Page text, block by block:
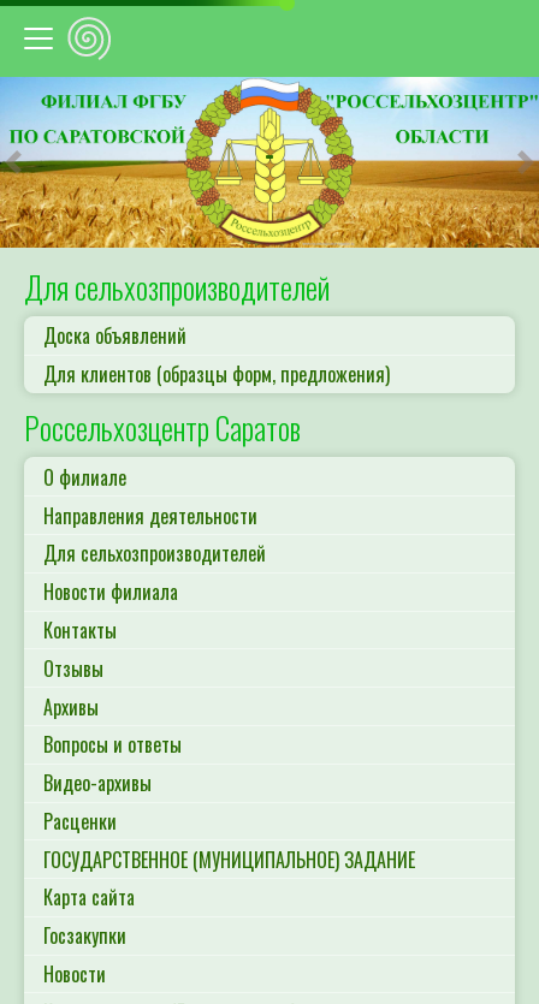
Предыдущий
Для сельхозпроизводителей
Доска объявлений
Для клиентов (образцы форм, предложения)
Россельхозцентр Саратов
О филиале
Направления деятельности
Для сельхозпроизводителей
Новости филиала
Контакты
Отзывы
Архивы
Вопросы и ответы
Видео-архивы
Расценки
ГОСУДАРСТВЕННОЕ (МУНИЦИПАЛЬНОЕ) ЗАДАНИЕ
Карта сайта
Госзакупки
Новости